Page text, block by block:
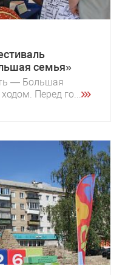
семья»
— Большая
Перед го...